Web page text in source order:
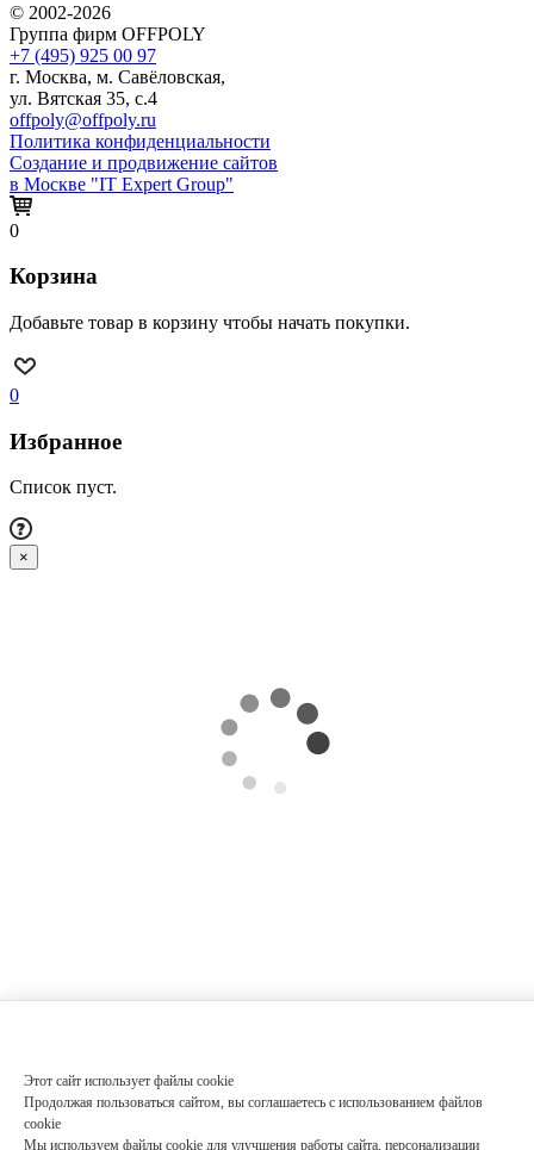
© 2002-2026
Группа фирм OFFPOLY
+7 (495) 925 00 97
г. Москва, м. Савёловская,
ул. Вятская 35, с.4
offpoly@offpoly.ru
Политика конфиденциальности
Создание и продвижение сайтов
в Москве "IT Expert Group"
Этот сайт использует файлы cookie
Продолжая пользоваться сайтом, вы соглашаетесь с использованием файлов
cookie
Мы используем файлы cookie для улучшения работы сайта, персонализации
0
Корзина
Добавьте товар в корзину чтобы начать покупки.
0
Избранное
Список пуст.
×